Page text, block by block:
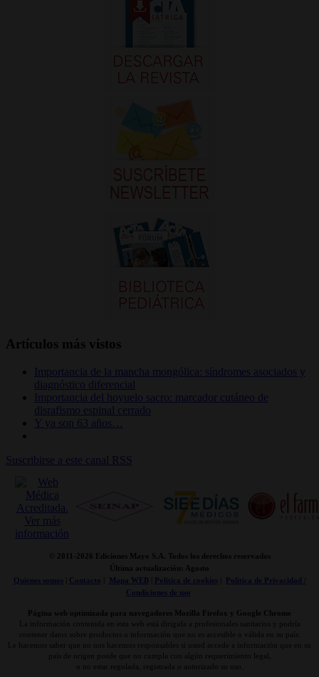
Artículos más vistos
Importancia de la mancha mongólica: síndromes asociados y
diagnóstico diferencial
Importancia del hoyuelo sacro: marcador cutáneo de
disrafismo espinal cerrado
Y ya son 63 años…
Suscribirse a este canal RSS
© 2011- 2026 Ediciones Mayo S.A. Todos los derechos reservados
Última actualización: Agosto
Quienes somos| Contacto Mapa WEB| Politica de cookies|
Politica de Privacidad /
Condiciones de uso
Página web optimizada para navegadores Mozilla Firefox y Google Chrome
La información contenida en esta web está dirigida a profesionales sanitarios y podría
contener datos sobre productos o información que no es accesible o válida en su país.
Le hacemos saber que no nos hacemos responsables si usted accede a información que en su
país de origen puede que no cumpla con algún requerimiento legal,
o no estar regulada, registrada o autorizado su uso.